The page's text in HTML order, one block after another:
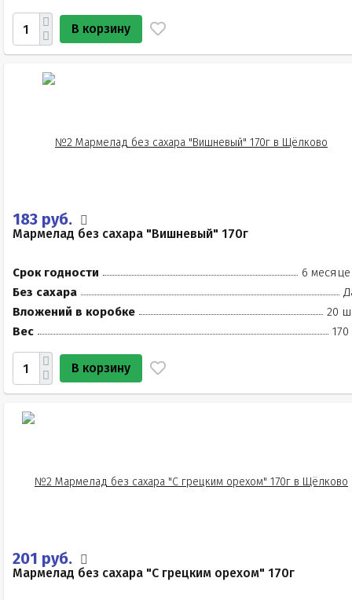
В корзину
183 руб.
Мармелад без сахара "Вишневый" 170г
Срок годности
6
Без сахара
Вложений в коробке
20
Вес
170
В корзину
201 руб.
Мармелад без сахара "С грецким орехом" 170г